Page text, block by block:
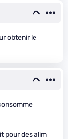
obtenir le
pour des alim